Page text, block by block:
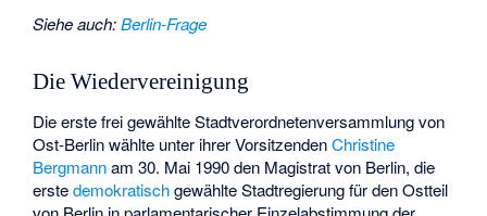
Siehe auch:Berlin-Frage
Die Wiedervereinigung
Die erste frei gewählte Stadtverordnetenversammlung von
Ost-Berlin wählte unter ihrer VorsitzendenChristine
Bergmannam 30. Mai 1990 den Magistrat von Berlin, die
erstedemokratischgewählte Stadtregierung für den Ostteil